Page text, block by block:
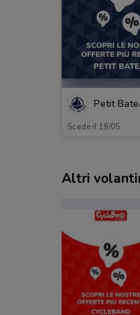
Petit
Scade il 19/05
Altri